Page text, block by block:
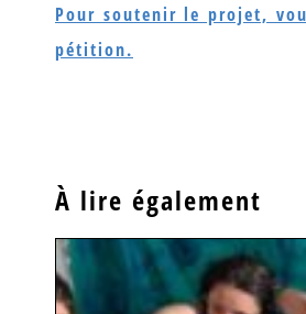
Pour soutenir le projet,
pétition.
À lire également